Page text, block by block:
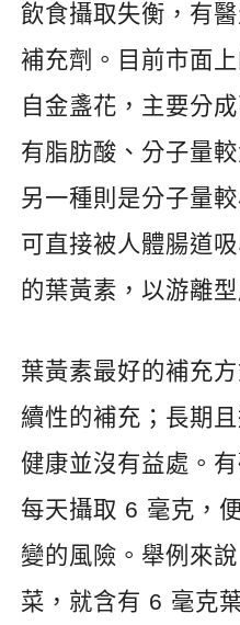
飲食攝取失衡，有
補充劑。目前市面
自金盞花，主要分
有脂肪酸、分子量
另一種則是分子量
可直接被人體腸道
的葉黃素，以游離型
葉黃素最好的補充
續性的補充；長期
健康並沒有益處。
每天攝取 6 毫克，
變的風險。舉例來
菜，就含有 6 毫克